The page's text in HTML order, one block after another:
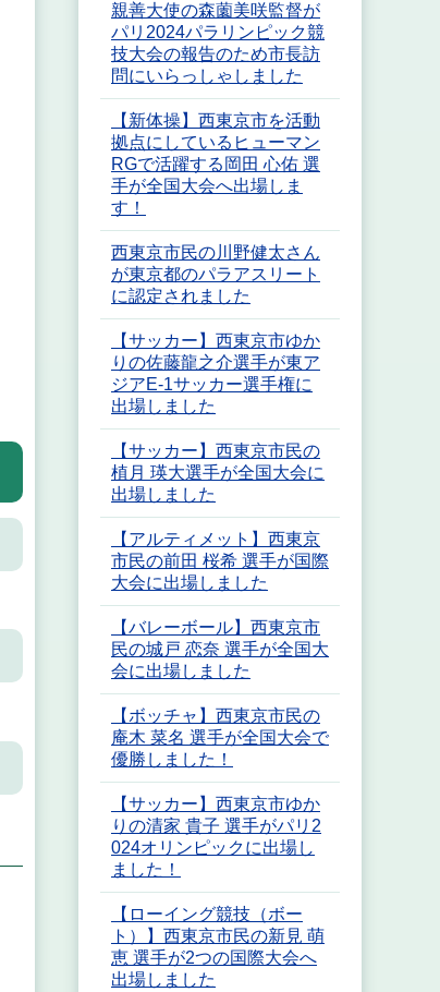
親善大使の森薗美咲監督が
パリ2024パラリンピック競
技大会の報告のため市長訪
問にいらっしゃしました
【新体操】西東京市を活動
拠点にしているヒューマン
RGで活躍する岡田 心佑 選
手が全国大会へ出場しま
す！
西東京市民の川野健太さん
が東京都のパラアスリート
に認定されました
【サッカー】西東京市ゆか
りの佐藤龍之介選手が東ア
ジアE-1サッカー選手権に
出場しました
【サッカー】西東京市民の
植月 瑛大選手が全国大会に
出場しました
【アルティメット】西東京
市民の前田 桜希 選手が国際
大会に出場しました
【バレーボール】西東京市
民の城戸 恋奈 選手が全国大
会に出場しました
【ボッチャ】西東京市民の
庵木 菜名 選手が全国大会で
優勝しました！
【サッカー】西東京市ゆか
りの清家 貴子 選手がパリ2
024オリンピックに出場し
ました！
【ローイング競技（ボー
ト）】西東京市民の新見 萌
恵 選手が2つの国際大会へ
出場しました